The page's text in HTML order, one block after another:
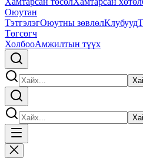
Оюутан
ТэтгэлэгОюутны зөвлөлКлубууд
Төгсөгч
ХолбооАмжилтын түүх